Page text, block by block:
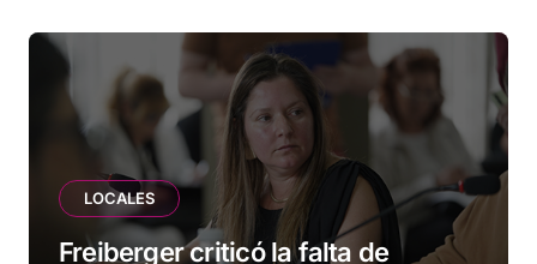
LOCALES
Freiberger criticó la falta de